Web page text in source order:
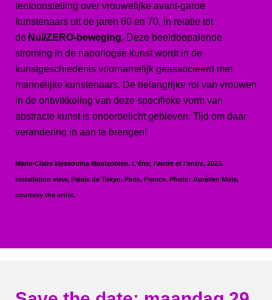
tentoonstelling over vrouwelijke avant-garde
kunstenaars uit de jaren 60 en 70, in relatie tot
de Nul/ZERO-beweging. Deze beeldbepalende
stroming in de naoorlogse kunst wordt in de
kunstgeschiedenis voornamelijk geassocieerd met
mannelijke kunstenaars. De belangrijke rol van vrouwen
in de ontwikkeling van deze specifieke vorm van
abstracte kunst is onderbelicht gebleven. Tijd om daar
verandering in aan te brengen!
Marie-Claire Messouma Manlanbien, L'être, l'autre et l'entre, 2023.
Installation view, Palais de Tokyo, Paris, France. Photo: Aurélien Mole,
courtesy the artist.